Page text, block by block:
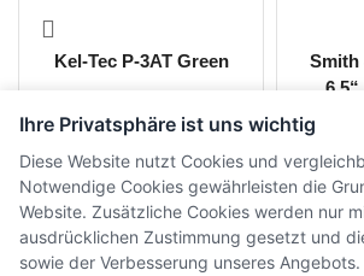
Kel-Tec P-3AT Green
Smith
Ihre Privatsphäre ist uns wichtig
Diese Website nutzt Cookies und
Notwendige Cookies gewährleisten die
Website. Zusätzliche Cookies werden nur
ausdrücklichen Zustimmung gesetzt und
sowie der Verbesserung unseres